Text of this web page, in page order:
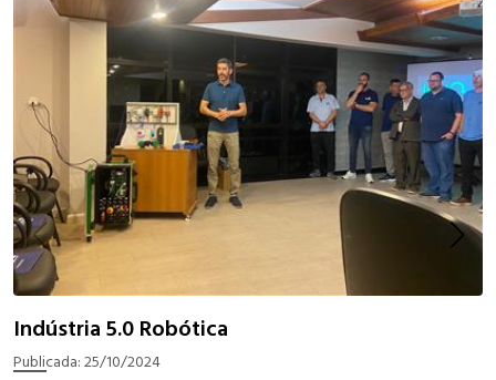
Indústria 5.0 Robótica
Publicada:25/10/2024